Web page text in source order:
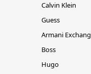
Calvin Klein
Guess
Armani
Boss
Hugo